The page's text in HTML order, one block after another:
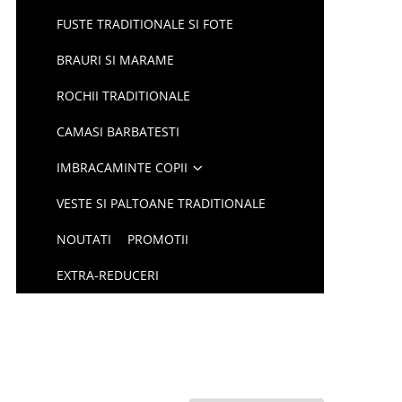
FUSTE TRADITIONALE SI FOTE
BRAURI SI MARAME
ROCHII TRADITIONALE
CAMASI BARBATESTI
IMBRACAMINTE COPII
VESTE SI PALTOANE TRADITIONALE
NOUTATI PROMOTII
EXTRA-REDUCERI